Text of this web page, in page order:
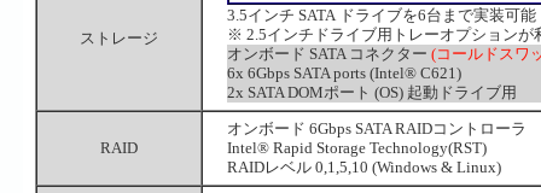
ストレージ
3.5インチ SATA ドライブを6台まで実装可能
※ 2.5インチドライブ用トレーオプションが
オンボード SATA コネクター (コールドスワ
6x 6Gbps SATA ports (Intel® C621)
2x SATA DOMポート (OS) 起動ドライブ用
RAID
オンボード 6Gbps SATA RAIDコントローラ
Intel® Rapid Storage Technology(RST)
RAIDレベル 0,1,5,10 (Windows & Linux)